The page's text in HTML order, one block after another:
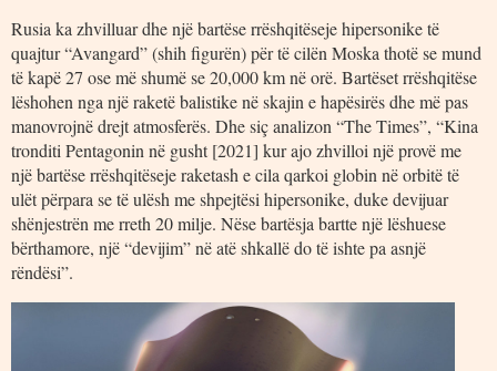
Rusia ka zhvilluar dhe një bartëse rrëshqitëseje hipersonike të
quajtur “Avangard” (shih figurën) për të cilën Moska thotë se mund
të kapë 27 ose më shumë se 20,000 km në orë. Bartëset rrëshqitëse
lëshohen nga një raketë balistike në skajin e hapësirës dhe më pas
manovrojnë drejt atmosferës. Dhe siç analizon “The Times”, “Kina
tronditi Pentagonin në gusht [2021] kur ajo zhvilloi një provë me
një bartëse rrëshqitëseje raketash e cila qarkoi globin në orbitë të
ulët përpara se të ulësh me shpejtësi hipersonike, duke devijuar
shënjestrën me rreth 20 milje. Nëse bartësja bartte një lëshuese
bërthamore, një “devijim” në atë shkallë do të ishte pa asnjë
rëndësi”.